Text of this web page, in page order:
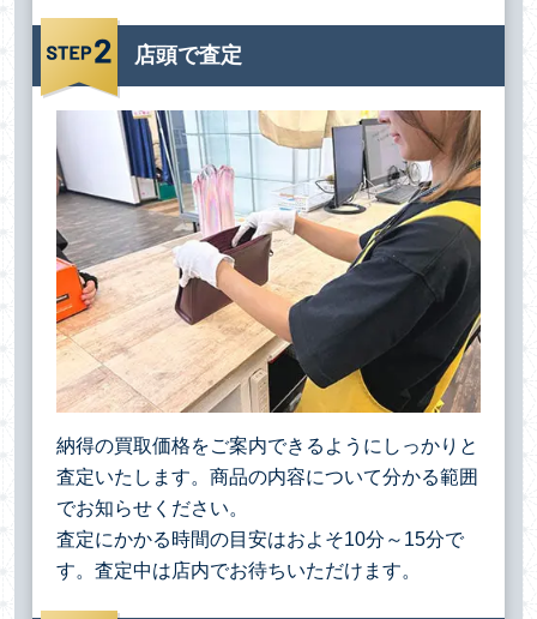
店頭で査定
納得の買取価格をご案内できるようにしっかりと
査定いたします。商品の内容について分かる範囲
でお知らせください。
査定にかかる時間の目安はおよそ10分～15分で
す。査定中は店内でお待ちいただけます。